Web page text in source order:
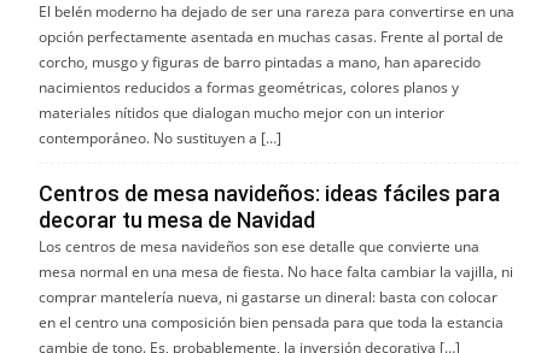
El belén moderno ha dejado de ser una rareza para convertirse en una
opción perfectamente asentada en muchas casas. Frente al portal de
corcho, musgo y figuras de barro pintadas a mano, han aparecido
nacimientos reducidos a formas geométricas, colores planos y
materiales nítidos que dialogan mucho mejor con un interior
contemporáneo. No sustituyen a […]
Centros de mesa navideños: ideas fáciles para
decorar tu mesa de Navidad
Los centros de mesa navideños son ese detalle que convierte una
mesa normal en una mesa de fiesta. No hace falta cambiar la vajilla, ni
comprar mantelería nueva, ni gastarse un dineral: basta con colocar
en el centro una composición bien pensada para que toda la estancia
cambie de tono. Es, probablemente, la inversión decorativa […]